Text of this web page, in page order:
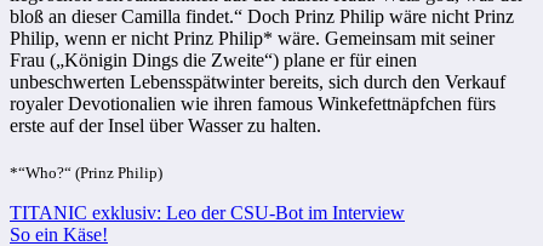
bloß an dieser Camilla findet.“ Doch Prinz Philip wäre nicht Prinz
Philip, wenn er nicht Prinz Philip* wäre. Gemeinsam mit seiner
Frau („Königin Dings die Zweite“) plane er für einen
unbeschwerten Lebensspätwinter bereits, sich durch den Verkauf
royaler Devotionalien wie ihren famous Winkefettnäpfchen fürs
erste auf der Insel über Wasser zu halten.
*“Who?“ (Prinz Philip)
Beitragsnavigation
TITANIC exklusiv: Leo der CSU-Bot im Interview
So ein Käse!